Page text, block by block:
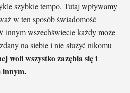
szybkie tempo. Tutaj wpływamy
w ten sposób świadomość
innym wszechświecie każdy może
na siebie i nie służyć nikomu
woli wszystko zazębia się i
innym.